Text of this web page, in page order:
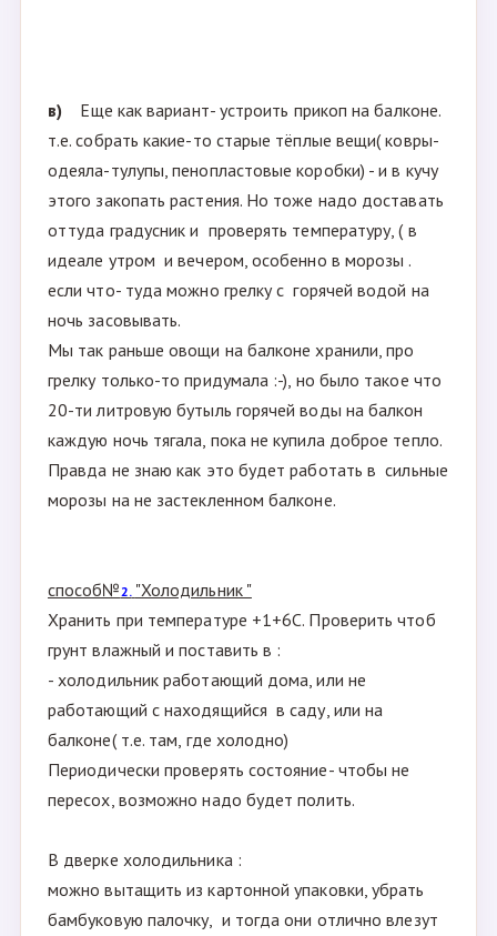
в)
Еще как вариант- устроить прикоп на балконе.
т.е. собрать какие-то старые тёплые вещи( ковры-
одеяла-тулупы, пенопластовые коробки) - и в кучу
этого закопать растения. Но тоже надо доставать
оттуда градусник и проверять температуру, ( в
идеале утром и вечером, особенно в морозы .
если что- туда можно грелку с горячей водой на
ночь засовывать.
Мы так раньше овощи на балконе хранили, про
грелку только-то придумала :-), но было такое что
20-ти литровую бутыль горячей воды на балкон
каждую ночь тягала, пока не купила доброе тепло.
Правда не знаю как это будет работать в сильные
морозы на не застекленном балконе.
способ№ 2. "Холодильник "
Хранить при температуре +1+6С. Проверить чтоб
грунт влажный и поставить в :
- холодильник работающий дома, или не
работающий с находящийся в саду, или на
балконе( т.е. там, где холодно)
Периодически проверять состояние- чтобы не
пересох, возможно надо будет полить.
В дверке холодильника :
можно вытащить из картонной упаковки, убрать
бамбуковую палочку, и тогда они отлично влезут